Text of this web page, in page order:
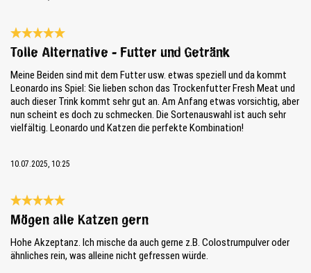
Reseña con calificación de 5 de 5 estrellas
Tolle Alternative - Futter und Getränk
Meine Beiden sind mit dem Futter usw. etwas speziell und da kommt
Leonardo ins Spiel: Sie lieben schon das Trockenfutter Fresh Meat und
auch dieser Trink kommt sehr gut an. Am Anfang etwas vorsichtig, aber
nun scheint es doch zu schmecken. Die Sortenauswahl ist auch sehr
vielfältig. Leonardo und Katzen die perfekte Kombination!
10.07.2025, 10:25
Reseña con calificación de 5 de 5 estrellas
Mögen alle Katzen gern
Hohe Akzeptanz. Ich mische da auch gerne z.B. Colostrumpulver oder
ähnliches rein, was alleine nicht gefressen würde.